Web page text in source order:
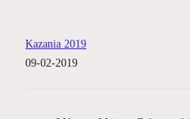
Kazania 2019
09-02-2019